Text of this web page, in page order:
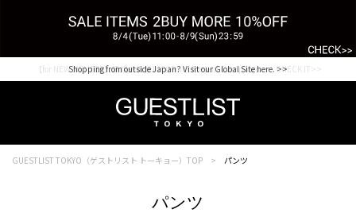
Shopping from outside Japan? Visit our Global Site here. >>
【for NEW MEMBER】新規会員様1000Point Present Campaign CHECK IT>>
GUESTLIST TOKYO（ゲストリスト トーキョー）TOP パンツ
パンツ